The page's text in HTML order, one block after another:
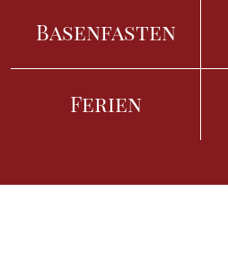
Basenfasten
Ferien